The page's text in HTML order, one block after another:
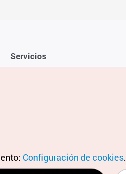
Servicios
Términos y condiciones de ubicación
personal
Configuración de cookies.